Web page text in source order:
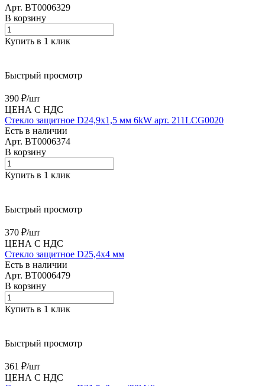
Арт. BT0006329
В корзину
Купить в 1 клик
Быстрый просмотр
390 ₽/шт
ЦЕНА С НДС
Стекло защитное D24,9х1,5 мм 6kW арт. 211LCG0020
Есть в наличии
Арт. BT0006374
В корзину
Купить в 1 клик
Быстрый просмотр
370 ₽/шт
ЦЕНА С НДС
Стекло защитное D25,4х4 мм
Есть в наличии
Арт. BT0006479
В корзину
Купить в 1 клик
Быстрый просмотр
361 ₽/шт
ЦЕНА С НДС